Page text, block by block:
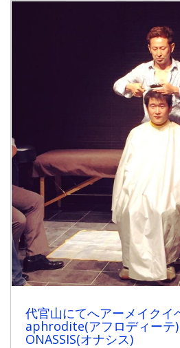
代官山にてへアーメイク
aphrodite(アフロディー
ONASSIS(オナシス)